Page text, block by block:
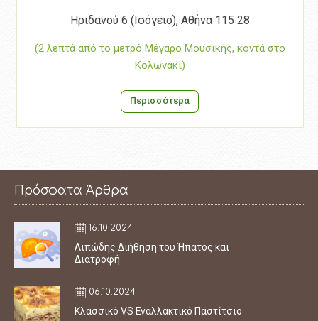
Ηριδανού 6 (Ισόγειο), Αθήνα 115 28
(2 λεπτά από το μετρό Μέγαρο Μουσικής, κοντά στο
Κολωνάκι)
Περισσότερα
Πρόσφατα Άρθρα
16.10.2024
Λιπώδης Διήθηση του Ήπατος και
Διατροφή
06.10.2024
Κλασσικό VS Εναλλακτικό Παστίτσιο